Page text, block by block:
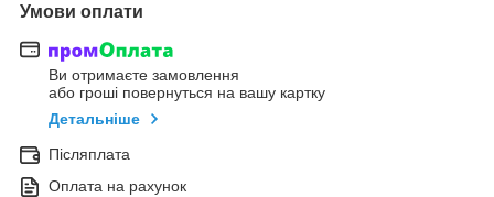
Умови оплати
Ви отримаєте замовлення
або гроші повернуться на вашу картку
Детальніше
Післяплата
Оплата на рахунок